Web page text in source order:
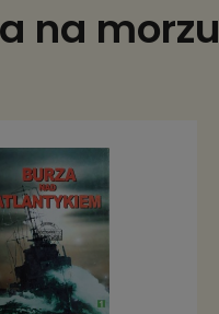
na morzu